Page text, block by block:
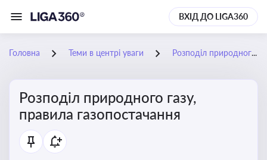
ВХІД ДО LIGA360
Головна Теми в центрі уваги Розподіл природного газу, правила газопостачання
Розподіл природного газу,
правила газопостачання